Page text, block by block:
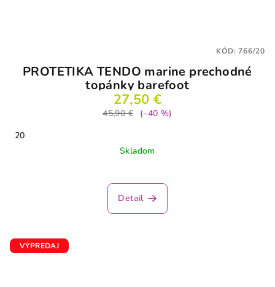
PROTETIKA TENDO marine prechodné
topánky barefoot
27,50 €
45,90 €
(–40 %)
20
Skladom
Detail
KÓD:766/20
VÝPREDAJ